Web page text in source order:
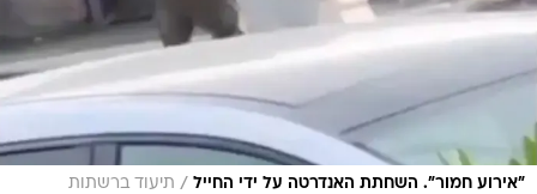
"אירוע חמור". השחתת האנדרטה על ידי החייל / תיעוד ברשתות